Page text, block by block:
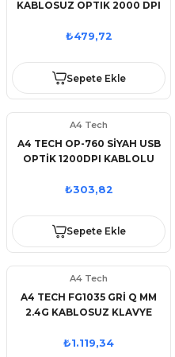
KABLOSUZ OPTIK 2000 DPI
₺479,72
Sepete Ekle
A4 Tech
A4 TECH OP-760 SİYAH USB
OPTİK 1200DPI KABLOLU
₺303,82
Sepete Ekle
A4 Tech
A4 TECH FG1035 GRİ Q MM
2.4G KABLOSUZ KLAVYE
₺1.119,34